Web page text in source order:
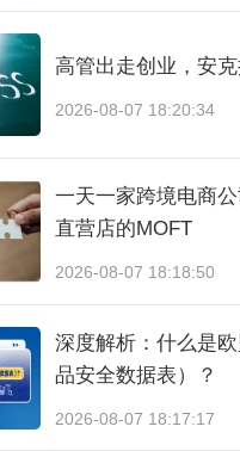
，本土品牌全覆盖、
想要突围，难度极大
是跟风从众，而是精
妆品牌的通用化审美
、二次元浪漫风格，
“少女心 ”这个核心概
要额外的市场教育，
高管出走创业，安
2026-08-07 18:20:34
一天一家跨境电商
直营店的MOFT
2026-08-07 18:18:50
深度解析：什么是
品安全数据表）？
2026-08-07 18:17:17